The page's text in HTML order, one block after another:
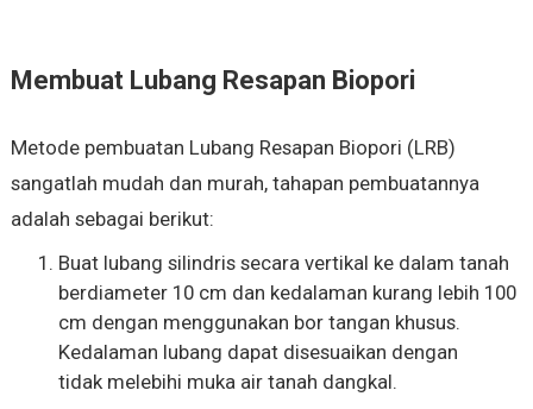
Membuat Lubang Resapan Biopori
Metode pembuatan Lubang Resapan Biopori (LRB)
sangatlah mudah dan murah, tahapan pembuatannya
adalah sebagai berikut:
Buat lubang silindris secara vertikal ke dalam tanah
berdiameter 10 cm dan kedalaman kurang lebih 100
cm dengan menggunakan bor tangan khusus.
Kedalaman lubang dapat disesuaikan dengan
tidak melebihi muka air tanah dangkal.